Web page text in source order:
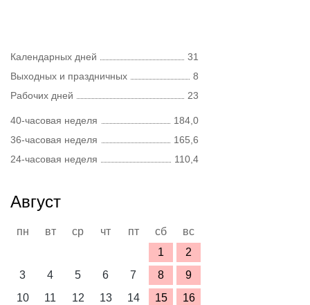
Календарных дней
31
Выходных и праздничных
8
Рабочих дней
23
40-часовая неделя
184,0
36-часовая неделя
165,6
24-часовая неделя
110,4
Август
пн вт ср чт пт сб
вс
1
2
3
4 5 6 7 8
9
10
11 12 13 14 15
16